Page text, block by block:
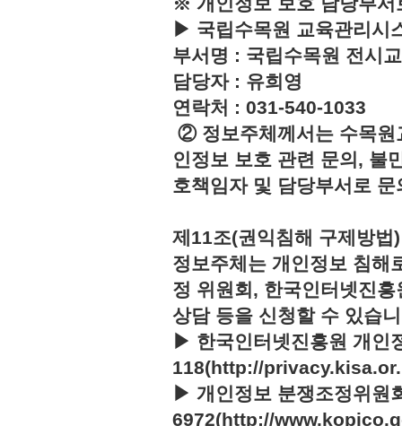
▶ 국립수목원 교육관리시
부서명 : 국립수목원 전시
담당자 : 유희영
연락처 : 031-540-1033
② 정보주체께서는 수목원
인정보 보호 관련 문의, 불
호책임자 및 담당부서로
제11조(권익침해 구제방법)
정보주체는 개인정보 침해
정 위원회, 한국인터넷진
상담 등을 신청할 수 있습
▶ 한국인터넷진흥원 개인
118(http://
▶ 개인정보 분쟁조정위원
6972(http://